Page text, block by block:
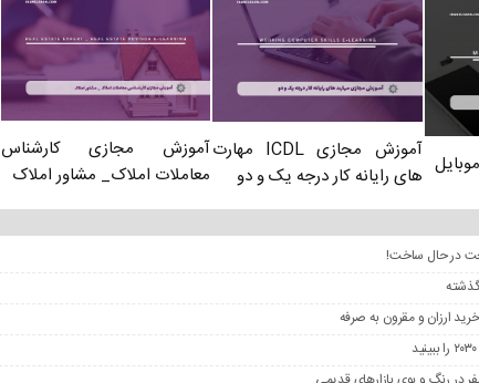
آموزش مجازی ICDL مهارت
های رایانه کار درجه یک و دو
آموزش مجازی کارشناس
معاملات املاک_ مشاور املاک
در حال ساخت!
ارزان و مقرون به صرفه